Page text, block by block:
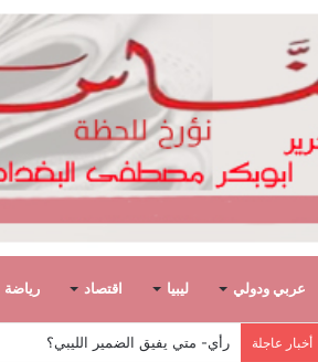
عربي ودولي ليبيا اقتصاد رياضة
أخبار عاجلة رأي- الحروب الأهلية لا تبني الأوطان.